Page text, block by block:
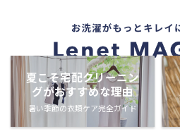
夏こそ宅配クリーニン
グがおすすめな理由
暑い季節の衣類ケア完全ガイド